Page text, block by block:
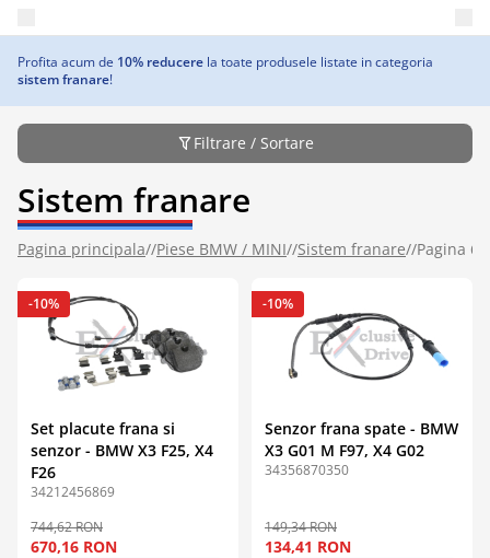
Profita acum de 10% reducere la toate produsele listate in categoria
sistem franare!
Filtrare / Sortare
Sistem franare
Pagina principala//Piese BMW / MINI//Sistem franare//Pagina 6
Set placute frana si
senzor - BMW X3 F25, X4
F26
34212456869
744,62 RON
670,16 RON
-10%
Senzor frana spate - BMW
X3 G01 M F97, X4 G02
34356870350
149,34 RON
134,41 RON
-10%